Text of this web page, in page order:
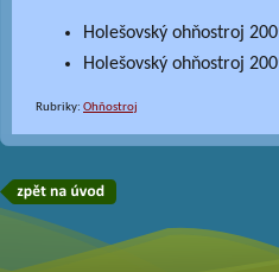
Holešovský ohňostroj
Holešovský ohňostroj
Rubriky: Ohňostroj